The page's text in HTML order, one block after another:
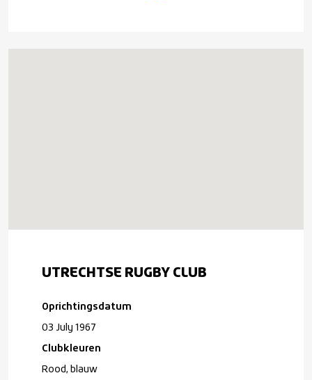
UTRECHTSE RUGBY CLUB
Oprichtingsdatum
03 July 1967
Clubkleuren
Rood, blauw